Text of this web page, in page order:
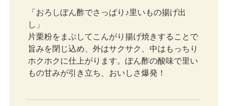
「おろしぽん酢でさっぱり♪里いもの揚げ出
し」
片栗粉をまぶしてこんがり揚げ焼きすることで
旨みを閉じ込め、外はサクサク、中はもっちり
ホクホクに仕上がります。ぽん酢の酸味で里い
もの甘みが引き立ち、おいしさ爆発！